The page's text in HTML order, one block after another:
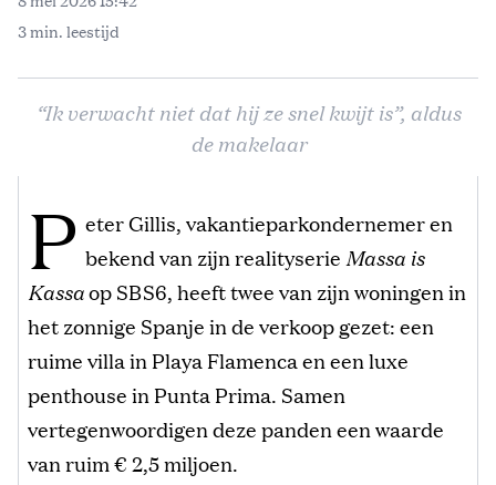
3 min. leestijd
“Ik verwacht niet dat hij ze snel kwijt is”, aldus
de makelaar
P eter Gillis, vakantieparkondernemer en
bekend van zijn realityserie Massa is
Kassaop SBS6, heeft twee van zijn woningen in
het zonnige Spanje in de verkoop gezet: een
ruime villa in Playa Flamenca en een luxe
penthouse in Punta Prima. Samen
vertegenwoordigen deze panden een waarde
van ruim € 2,5 miljoen.